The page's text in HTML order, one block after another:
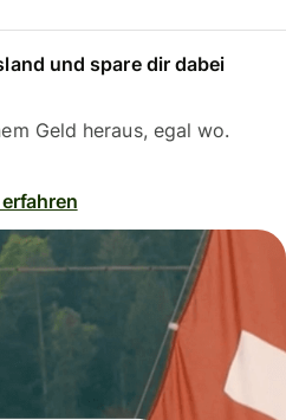
und spare dir dabei
Geld heraus, egal wo.